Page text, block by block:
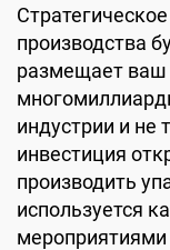
производства
размещает ваш
индустрии и не
инвестиция
производить
используется